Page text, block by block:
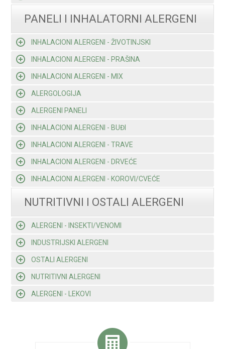
PANELI I INHALATORNI ALERGENI
INHALACIONI ALERGENI - ŽIVOTINJSKI
INHALACIONI ALERGENI - PRAŠINA
INHALACIONI ALERGENI - MIX
ALERGOLOGIJA
ALERGENI PANELI
INHALACIONI ALERGENI - BUĐI
INHALACIONI ALERGENI - TRAVE
INHALACIONI ALERGENI - DRVEĆE
INHALACIONI ALERGENI - KOROVI/CVEĆE
NUTRITIVNI I OSTALI ALERGENI
ALERGENI - INSEKTI/VENOMI
INDUSTRIJSKI ALERGENI
OSTALI ALERGENI
NUTRITIVNI ALERGENI
ALERGENI - LEKOVI